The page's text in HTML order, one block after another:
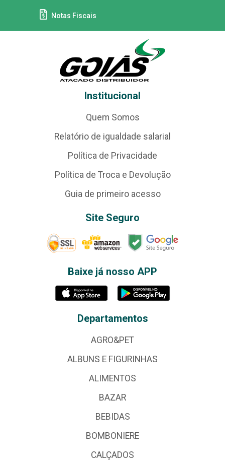
Notas Fiscais
Institucional
Quem Somos
Relatório de igualdade salarial
Política de Privacidade
Política de Troca e Devolução
Guia de primeiro acesso
Site Seguro
Baixe já nosso APP
Departamentos
AGRO&PET
ALBUNS E FIGURINHAS
ALIMENTOS
BAZAR
BEBIDAS
BOMBONIERE
CALÇADOS